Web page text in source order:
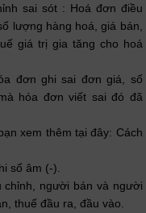
sai sót : Hoá đơn điều
lượng hàng hoá, giá bán,
giá trị gia tăng cho hoá
đơn ghi sai đơn giá, số
hóa đơn viết sai đó đã
xem thêm tại đây: Cách
số âm (-).
chỉnh, người bán và người
thuế đầu ra, đầu vào.